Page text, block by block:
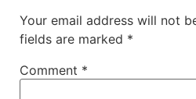
Your email address will not
fields are marked *
Comment *